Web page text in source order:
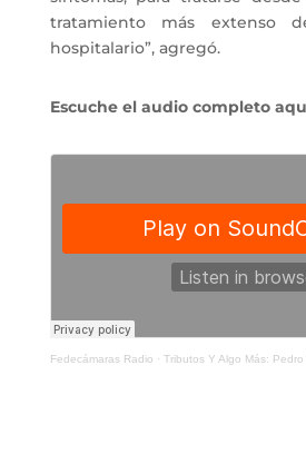
tratamiento más extenso
hospitalario”, agregó.
Escuche el audio completo
Fedecámaras Radio · Tributos Y Algo Más: